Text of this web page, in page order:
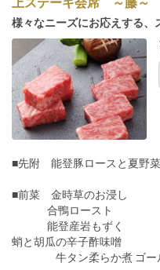
様々なニーズにお応えする、
■先附 能登豚ロースと夏野菜
■前菜 金時草のお浸し
合鴨ロースト
能登産岩もずく
蛸と胡瓜の辛子酢味噌
牛タン柔らか煮 ゴール